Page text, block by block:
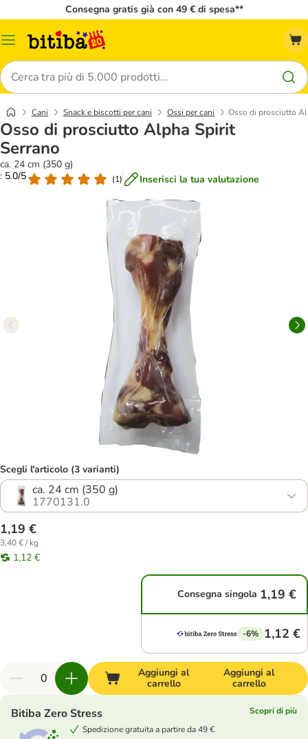
Consegna gratis già con 49 € di spesa**
Overview
Cerca
Cani Snack e biscotti per cani Ossi per cani Osso di prosciutto
Osso di prosciutto Alpha Spirit
Serrano
ca. 24 cm (350 g)
: 5.0/5
(1) Inserisci la tua valutazione
Scegli l'articolo (3 varianti)
ca. 24 cm (350 g)
1770131.0
1,19 €
3,40 € / kg
1,12 €
Consegna singola 1,19 €
-6% 1,12 €
Aggiungi al
carrello
Aggiungi al
carrello
Bitiba Zero Stress
Scopri di più
Spedizione gratuita a partire da 49 €